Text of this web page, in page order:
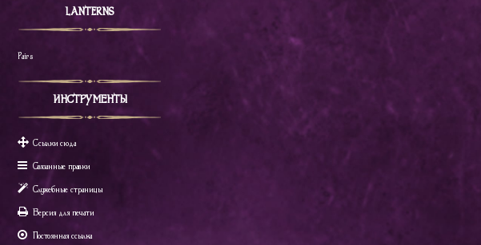
LANTERNS
Pairs
ИНСТРУМЕНТЫ
Ссылки сюда
Связанные правки
Служебные страницы
Версия для печати
Постоянная ссылка